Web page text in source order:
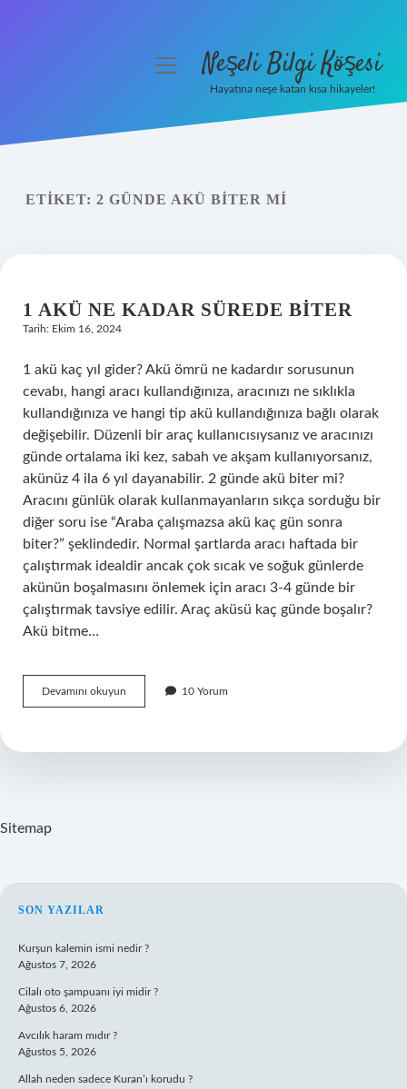
Yasal Uyarı
menüyüNeşeli Bilgi Köşesi
Hayatına neşe katan kısa hikayeler!
ETIKET: 2 GÜNDE AKÜ BITER MI
1 AKÜ NE KADAR SÜREDE BITER
Tarih: Ekim 16, 2024
1 akü kaç yıl gider? Akü ömrü ne kadardır sorusunun
cevabı, hangi aracı kullandığınıza, aracınızı ne sıklıkla
kullandığınıza ve hangi tip akü kullandığınıza bağlı olarak
değişebilir. Düzenli bir araç kullanıcısıysanız ve aracınızı
günde ortalama iki kez, sabah ve akşam kullanıyorsanız,
akünüz 4 ila 6 yıl dayanabilir. 2 günde akü biter mi?
Aracını günlük olarak kullanmayanların sıkça sorduğu bir
diğer soru ise “Araba çalışmazsa akü kaç gün sonra
biter?” şeklindedir. Normal şartlarda aracı haftada bir
çalıştırmak idealdir ancak çok sıcak ve soğuk günlerde
akünün boşalmasını önlemek için aracı 3-4 günde bir
çalıştırmak tavsiye edilir. Araç aküsü kaç günde boşalır?
Akü bitme…
Devamını okuyun
Akü
Sürede
10 Yorum
Sitemap
SIDEBAR
SON YAZILAR
Kurşun kalemin ismi nedir ?
Ağustos 7, 2026
Cilalı oto şampuanı iyi midir ?
Ağustos 6, 2026
Avcılık haram mıdır ?
Ağustos 5, 2026
Allah neden sadece Kuran’ı korudu ?